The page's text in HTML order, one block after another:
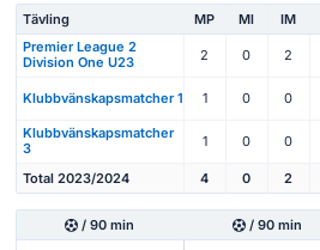
Tävling MP Ml IM
Premier League 2
Division One U23
2 0 2
Klubbvänskapsmatcher 1 1 0 0
Klubbvänskapsmatcher
3
1 0 0
Total 2023/2024 4 0 2
/ 90 min / 90 min